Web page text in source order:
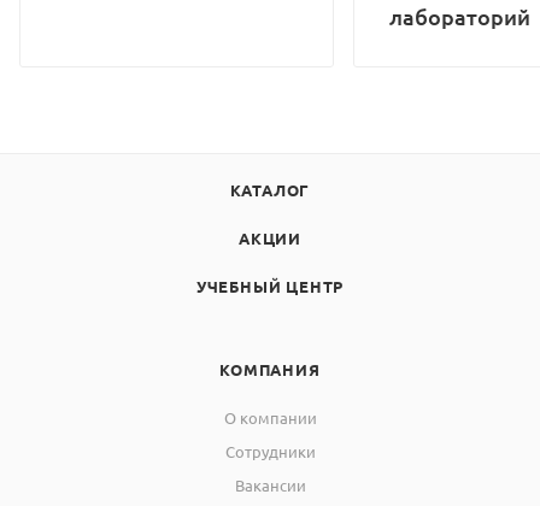
лабораторий
КАТАЛОГ
АКЦИИ
УЧЕБНЫЙ ЦЕНТР
КОМПАНИЯ
О компании
Сотрудники
Вакансии